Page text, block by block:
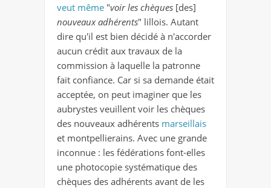
veut même "voir les chèques [des]
nouveaux adhérents" lillois. Autant
dire qu'il est bien décidé à n'accorder
aucun crédit aux travaux de la
commission à laquelle la patronne
fait confiance. Car si sa demande était
acceptée, on peut imaginer que les
aubrystes veuillent voir les chèques
des nouveaux adhérents marseillais
et montpellierains. Avec une grande
inconnue : les fédérations font-elles
une photocopie systématique des
chèques des adhérents avant de les